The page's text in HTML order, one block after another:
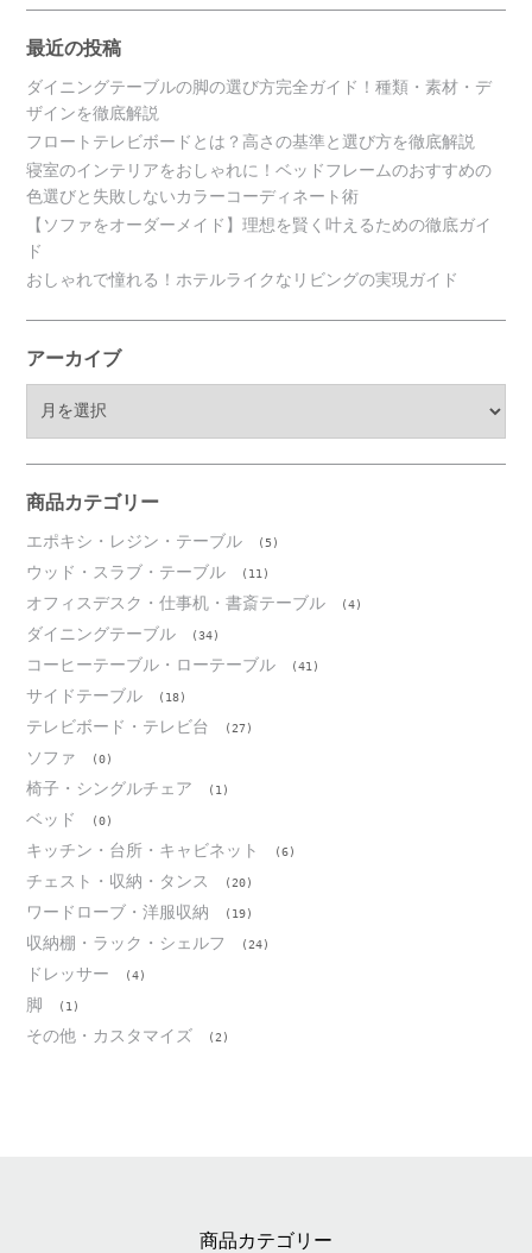
最近の投稿
ダイニングテーブルの脚の選び方完全ガイド！種類・素材・デ
ザインを徹底解説
フロートテレビボードとは？高さの基準と選び方を徹底解説
寝室のインテリアをおしゃれに！ベッドフレームのおすすめの
色選びと失敗しないカラーコーディネート術
【ソファをオーダーメイド】理想を賢く叶えるための徹底ガイ
ド
おしゃれで憧れる！ホテルライクなリビングの実現ガイド
アーカイブ
ブ
商品カテゴリー
エポキシ・レジン・テーブル (5)
ウッド・スラブ・テーブル (11)
オフィスデスク・仕事机・書斎テーブル (4)
ダイニングテーブル (34)
コーヒーテーブル・ローテーブル (41)
サイドテーブル (18)
テレビボード・テレビ台 (27)
ソファ (0)
椅子・シングルチェア (1)
ベッド (0)
キッチン・台所・キャビネット (6)
チェスト・収納・タンス (20)
ワードローブ・洋服収納 (19)
収納棚・ラック・シェルフ (24)
ドレッサー (4)
脚 (1)
その他・カスタマイズ (2)
商品カテゴリー